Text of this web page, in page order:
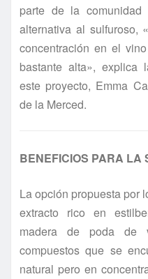
parte de la comunidad
alternativa al sulfuroso,
concentración en el
bastante alta», explica
este proyecto, Emma
de la Merced.
BENEFICIOS PARA LA
La opción propuesta por
extracto rico en
madera de poda de
compuestos que se
natural pero en